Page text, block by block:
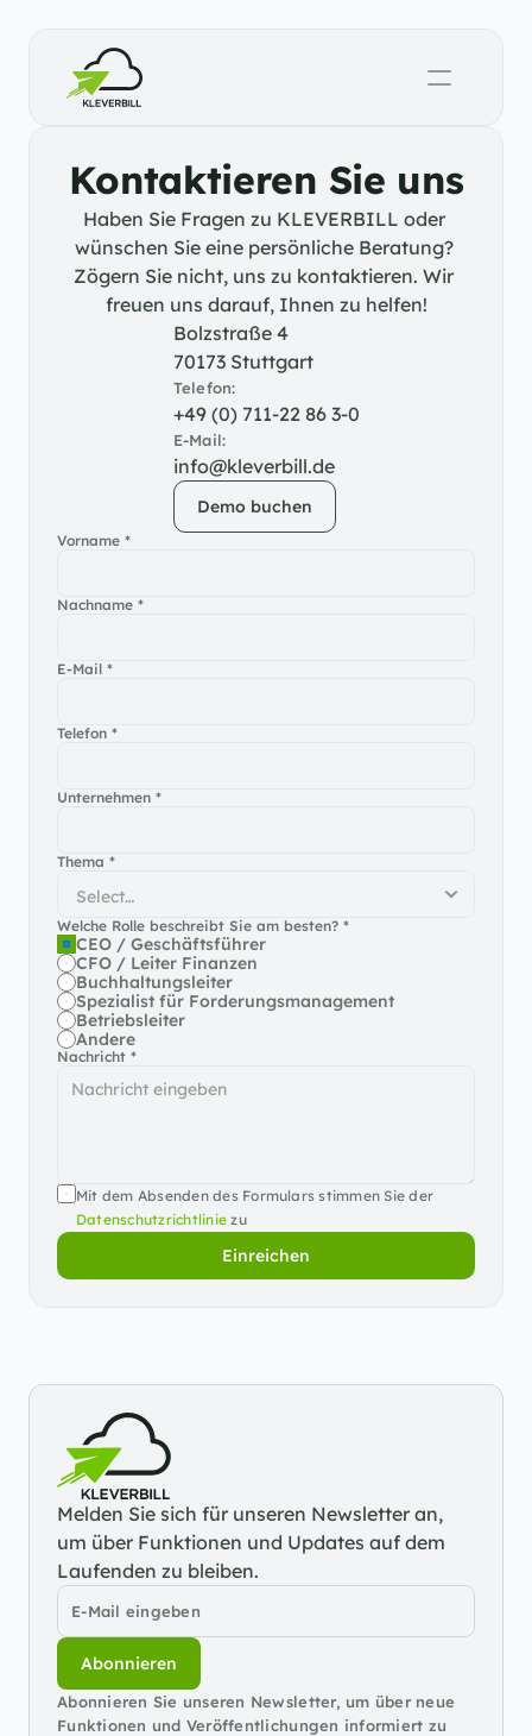
Kontaktieren Sie uns
Haben Sie Fragen zu KLEVERBILL oder
wünschen Sie eine persönliche Beratung?
Zögern Sie nicht, uns zu kontaktieren. Wir
freuen uns darauf, Ihnen zu helfen!
Bolzstraße 4
70173 Stuttgart
Telefon:
+49 (0) 711-22 86 3-0
E-Mail:
info@kleverbill.de
Demo buchen
Vorname *
Nachname *
E-Mail *
Telefon *
Unternehmen *
Thema *
Welche Rolle beschreibt Sie am besten? *
CEO / Geschäftsführer
CFO / Leiter Finanzen
Buchhaltungsleiter
Spezialist für Forderungsmanagement
Betriebsleiter
Andere
Nachricht *
Datenschutzrichtlinie zu
Einreichen
Melden Sie sich für unseren Newsletter an,
um über Funktionen und Updates auf dem
Laufenden zu bleiben.
Abonnieren
Abonnieren Sie unseren Newsletter, um über neue
Funktionen und Veröffentlichungen informiert zu